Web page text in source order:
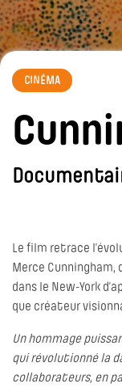
CINÉMA
Le film retrace
Merce Cunningham,
dans le New-York
que créateur
Un hommage
qui révolutionné la
collaborateurs, en